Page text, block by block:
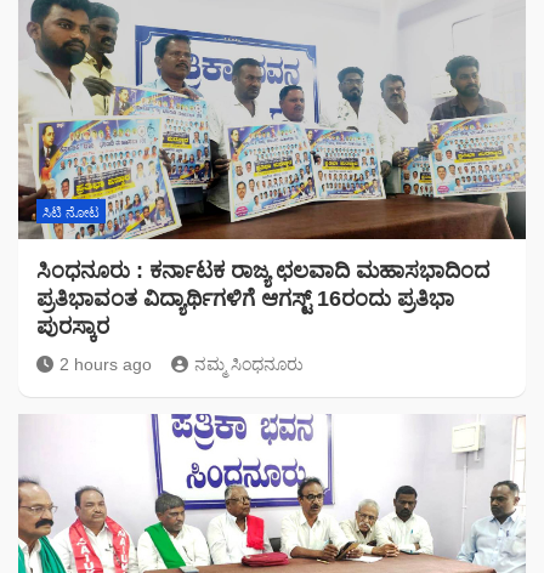
ಸಿಟಿ ನೋಟ
ಸಿಂಧನೂರು : ಕರ್ನಾಟಕ ರಾಜ್ಯ ಛಲವಾದಿ ಮಹಾಸಭಾದಿಂದ
ಪ್ರತಿಭಾವಂತ ವಿದ್ಯಾರ್ಥಿಗಳಿಗೆ ಆಗಸ್ಟ್ 16ರಂದು ಪ್ರತಿಭಾ
ಪುರಸ್ಕಾರ
2 hours ago ನಮ್ಮ ಸಿಂಧನೂರು